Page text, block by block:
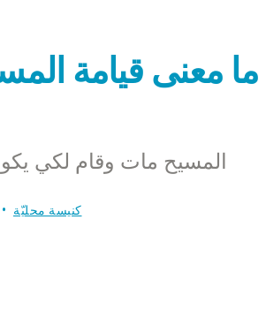
ما معنى قيامة
المسيح مات وقام لكي
كنيسة محليّة